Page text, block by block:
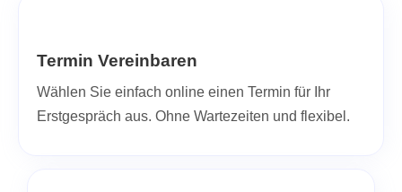
Termin Vereinbaren
Wählen Sie einfach online einen Termin für Ihr
Erstgespräch aus. Ohne Wartezeiten und flexibel.